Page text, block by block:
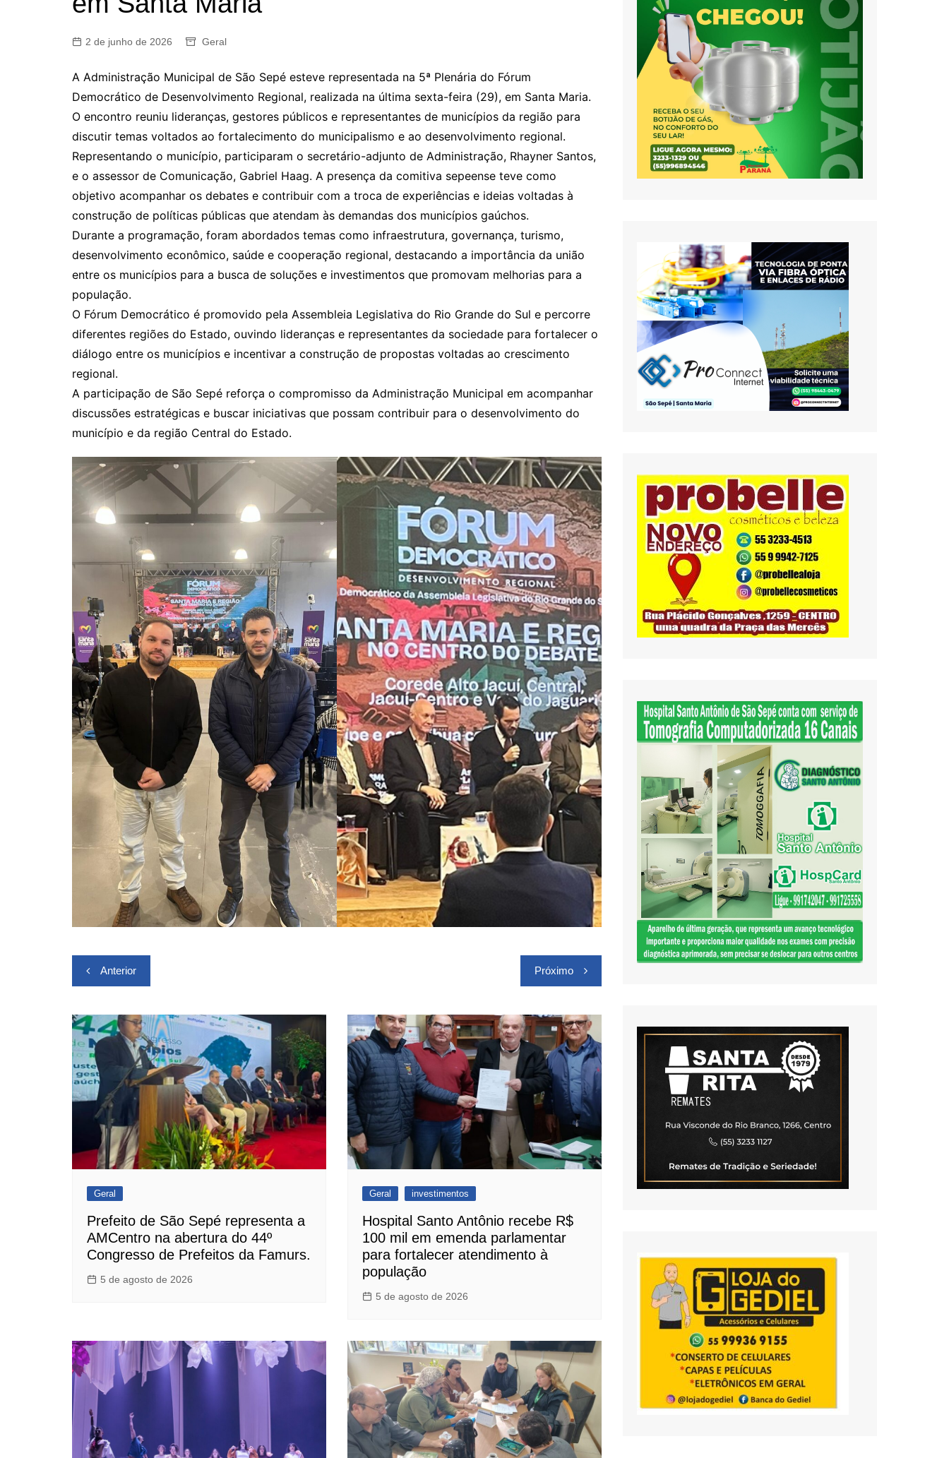
2 de junho de 2026 Geral
A Administração Municipal de São Sepé esteve representada na 5ª Plenária do Fórum
Democrático de Desenvolvimento Regional, realizada na última sexta-feira (29), em Santa Maria.
O encontro reuniu lideranças, gestores públicos e representantes de municípios da região para
discutir temas voltados ao fortalecimento do municipalismo e ao desenvolvimento regional.
Representando o município, participaram o secretário-adjunto de Administração, Rhayner Santos,
e o assessor de Comunicação, Gabriel Haag. A presença da comitiva sepeense teve como
objetivo acompanhar os debates e contribuir com a troca de experiências e ideias voltadas à
construção de políticas públicas que atendam às demandas dos municípios gaúchos.
Durante a programação, foram abordados temas como infraestrutura, governança, turismo,
desenvolvimento econômico, saúde e cooperação regional, destacando a importância da união
entre os municípios para a busca de soluções e investimentos que promovam melhorias para a
população.
O Fórum Democrático é promovido pela Assembleia Legislativa do Rio Grande do Sul e percorre
diferentes regiões do Estado, ouvindo lideranças e representantes da sociedade para fortalecer o
diálogo entre os municípios e incentivar a construção de propostas voltadas ao crescimento
regional.
A participação de São Sepé reforça o compromisso da Administração Municipal em acompanhar
discussões estratégicas e buscar iniciativas que possam contribuir para o desenvolvimento do
município e da região Central do Estado.
Navegação
de
Post
Anterior Próximo
Geral
Prefeito de São Sepé representa a
AMCentro na abertura do 44º
Congresso de Prefeitos da Famurs.
5 de agosto de 2026
Geral investimentos
Hospital Santo Antônio recebe R$
100 mil em emenda parlamentar
para fortalecer atendimento à
população
5 de agosto de 2026